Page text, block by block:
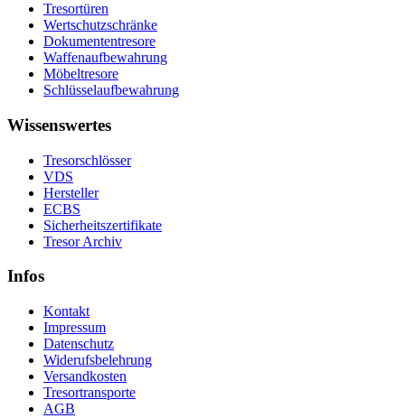
Tresortüren
Wertschutzschränke
Dokumententresore
Waffenaufbewahrung
Möbeltresore
Schlüsselaufbewahrung
Wissenswertes
Tresorschlösser
VDS
Hersteller
ECBS
Sicherheitszertifikate
Tresor Archiv
Infos
Kontakt
Impressum
Datenschutz
Widerufsbelehrung
Versandkosten
Tresortransporte
AGB